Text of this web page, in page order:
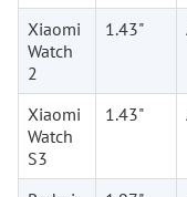
Xiaomi
Watch
2
1.43"
Xiaomi
Watch
S3
1.43"